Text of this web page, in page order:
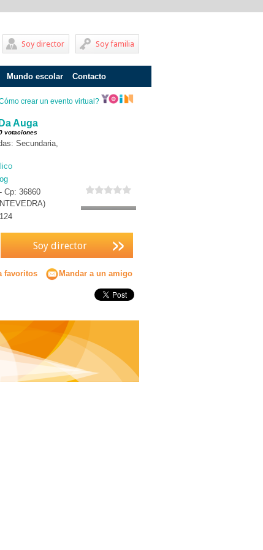
Soy familia
Soy director
Mundo escolar
Problemas de aprendizaje
Adolescentes
Internados
Fracaso escolar
Acoso escolar
Profesores
Primaria
Contacto
crear un evento virtual?
Auga
votaciones
Secundaria,
Cp: 36860
Soy director
favoritos Mandar a un amigo